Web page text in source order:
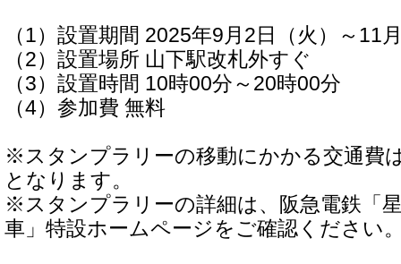
（1）設置期間 2025年9月2日（火）～11
（2）設置場所 山下駅改札外すぐ
（3）設置時間 10時00分～20時00分
（4）参加費 無料
※スタンプラリーの移動にかかる交通費
となります。
※スタンプラリーの詳細は、阪急電鉄「
車」特設ホームページをご確認ください